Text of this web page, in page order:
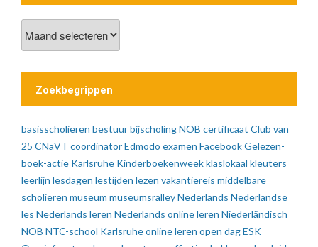
berichten
Zoekbegrippen
basisscholieren bestuurbijscholing NOB certificaat Club van
25 CNaVT coördinatorEdmodo examen FacebookGelezen-
boek-actie Karlsruhe Kinderboekenweekklaslokaal kleuters
leerlijn lesdagen lestijden lezen vakantiereis middelbare
scholieren museum museumsralleyNederlands Nederlandse
les Nederlands leren Nederlands online leren Niederländisch
NOB NTC-school Karlsruheonline leren open dag ESK